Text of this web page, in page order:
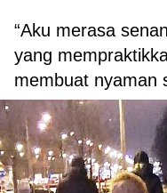
“Aku merasa
yang
membuat nyaman